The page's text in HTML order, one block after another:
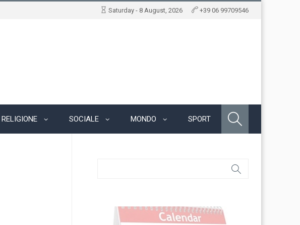
Saturday - 8 August, 2026 +39 06 99709546
RELIGIONE SOCIALE MONDO SPORT